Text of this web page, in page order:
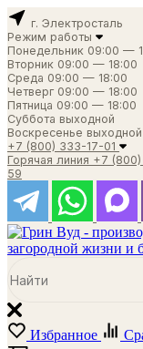
г. Электросталь
Режим работы
Понедельник 09:00 —
Вторник 09:00 — 18:00
Среда 09:00 — 18:00
Четверг 09:00 — 18:00
Пятница 09:00 — 18:00
Суббота выходной
Воскресенье выходной
+7 (800) 333-17-01
Горячая линия +7
59
Избранное